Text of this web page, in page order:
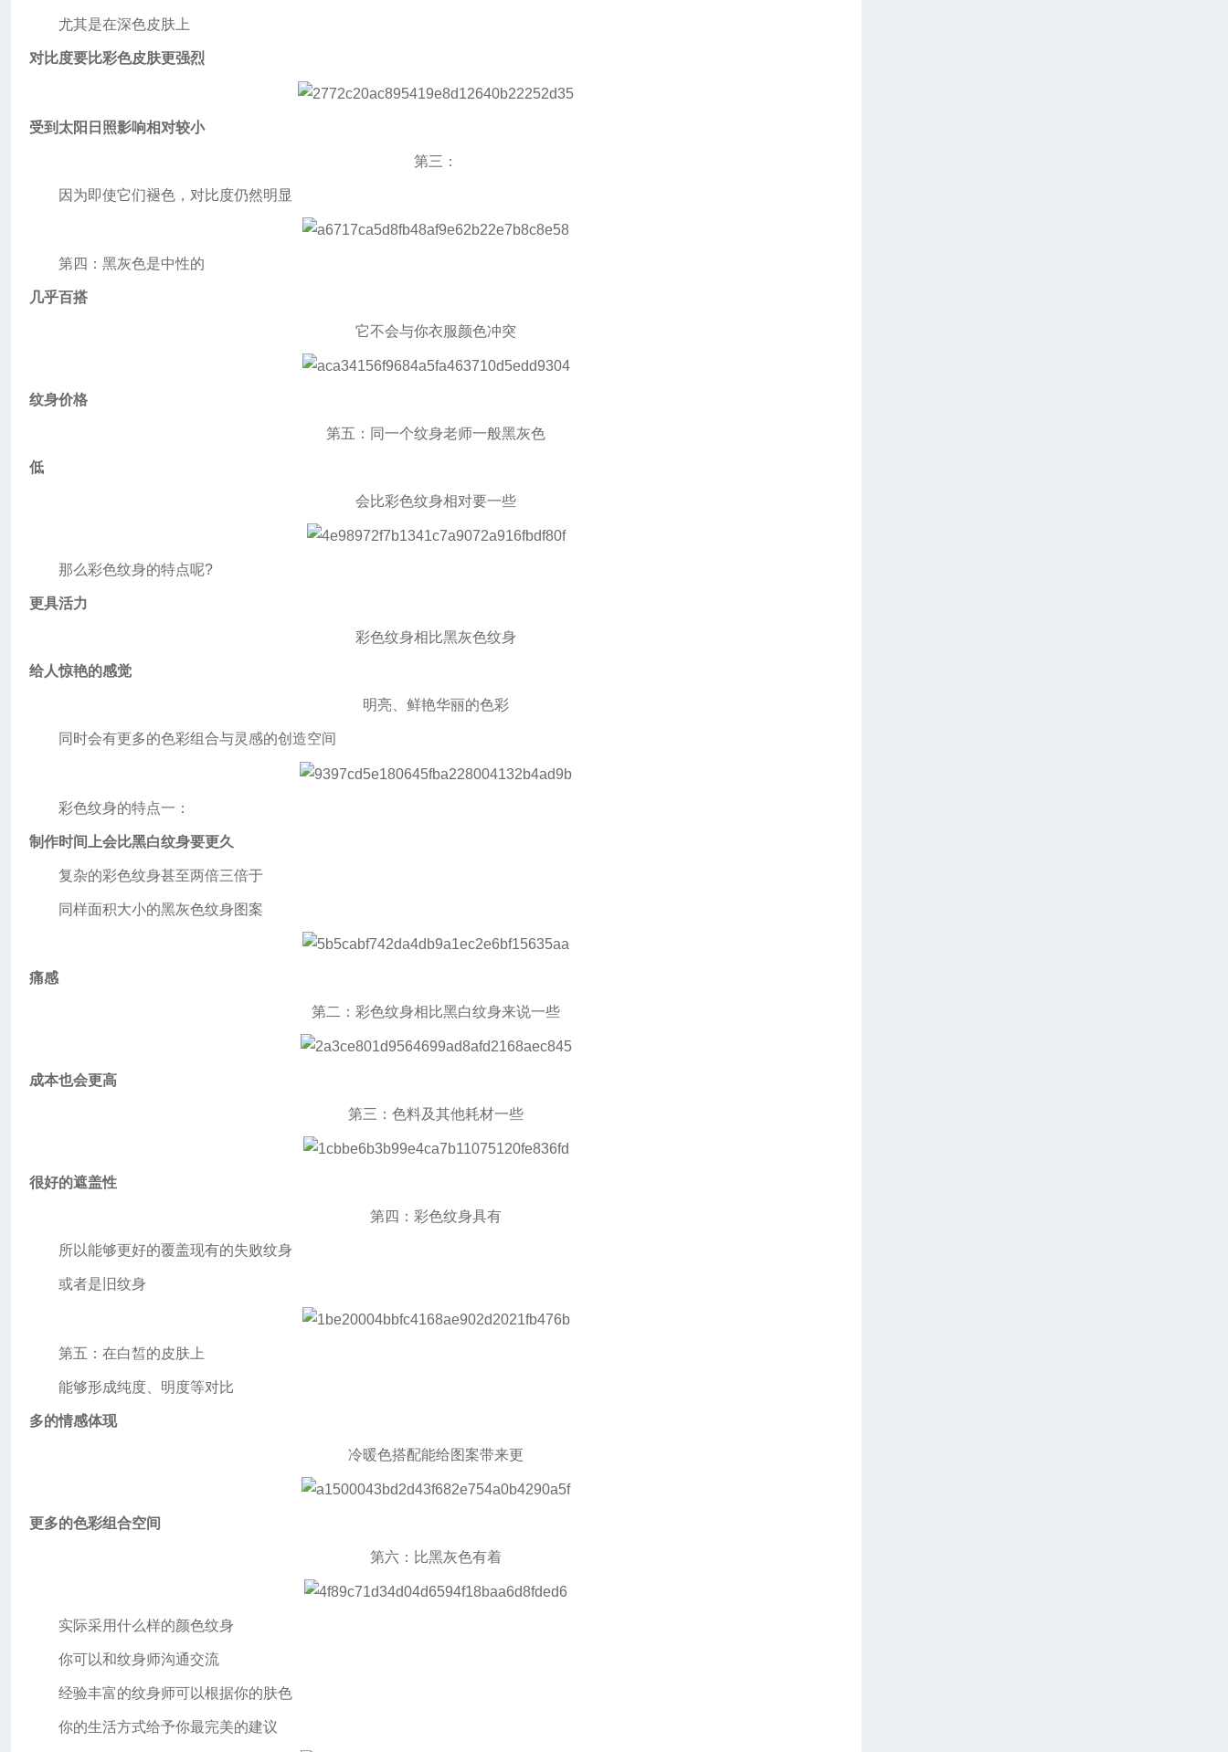
尤其是在深色皮肤上
对比度要比彩色皮肤更强烈
受到太阳日照影响相对较小
第三：
因为即使它们褪色，对比度仍然明显
第四：黑灰色是中性的
几乎百搭
它不会与你衣服颜色冲突
纹身价格
第五：同一个纹身老师一般黑灰色
低
会比彩色纹身相对要一些
那么彩色纹身的特点呢?
更具活力
彩色纹身相比黑灰色纹身
给人惊艳的感觉
明亮、鲜艳华丽的色彩
同时会有更多的色彩组合与灵感的创造空间
彩色纹身的特点一：
制作时间上会比黑白纹身要更久
复杂的彩色纹身甚至两倍三倍于
同样面积大小的黑灰色纹身图案
痛感
第二：彩色纹身相比黑白纹身来说一些
成本也会更高
第三：色料及其他耗材一些
很好的遮盖性
第四：彩色纹身具有
所以能够更好的覆盖现有的失败纹身
或者是旧纹身
第五：在白皙的皮肤上
能够形成纯度、明度等对比
多的情感体现
冷暖色搭配能给图案带来更
更多的色彩组合空间
第六：比黑灰色有着
实际采用什么样的颜色纹身
你可以和纹身师沟通交流
经验丰富的纹身师可以根据你的肤色
你的生活方式给予你最完美的建议